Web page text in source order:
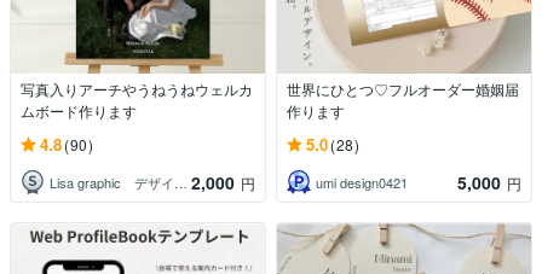
写真入りアーチやうねうねウェルカ
ムボード作ります
4.8(90)
Lisa graphic デザイン制作 2,000 円
世界にひとつ♡フルオーダー婚姻届
作ります
5.0(28)
umi design0421 5,000 円